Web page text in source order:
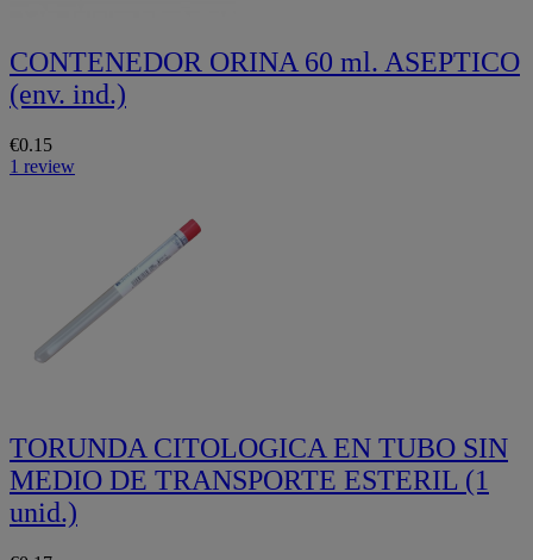
CONTENEDOR ORINA 60 ml. ASEPTICO
(env. ind.)
€0.15
1 review
TORUNDA CITOLOGICA EN TUBO SIN
MEDIO DE TRANSPORTE ESTERIL (1
unid.)